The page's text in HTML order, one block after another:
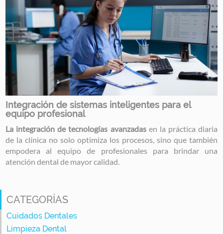
Integración de sistemas inteligentes para el
equipo profesional
La integración de tecnologías avanzadas en la práctica diaria
de la clínica no solo optimiza los procesos, sino que también
empodera al equipo de profesionales para brindar una
atención dental de mayor calidad.
CATEGORÍAS
Cuidados Dentales
Limpieza Dental